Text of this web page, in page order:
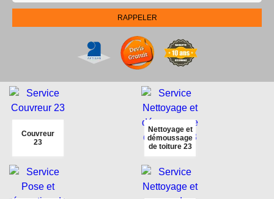
Couvreur
23
Nettoyage et
démoussage
de toiture 23